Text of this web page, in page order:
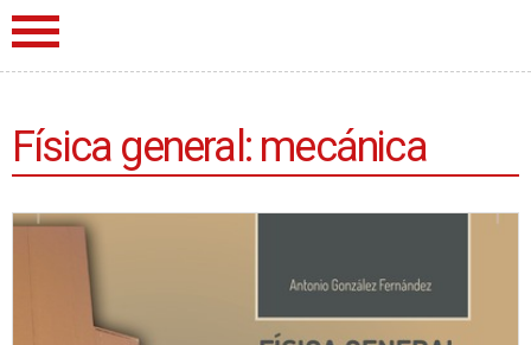
Física general: mecánica